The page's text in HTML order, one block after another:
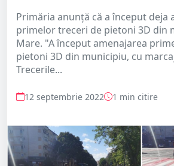
Primăria anunță că a început deja
primelor treceri de pietoni 3D din
Mare. "A început amenajarea
pietoni 3D din municipiu, cu
Trecerile...
12 septembrie 2022 1 min citire